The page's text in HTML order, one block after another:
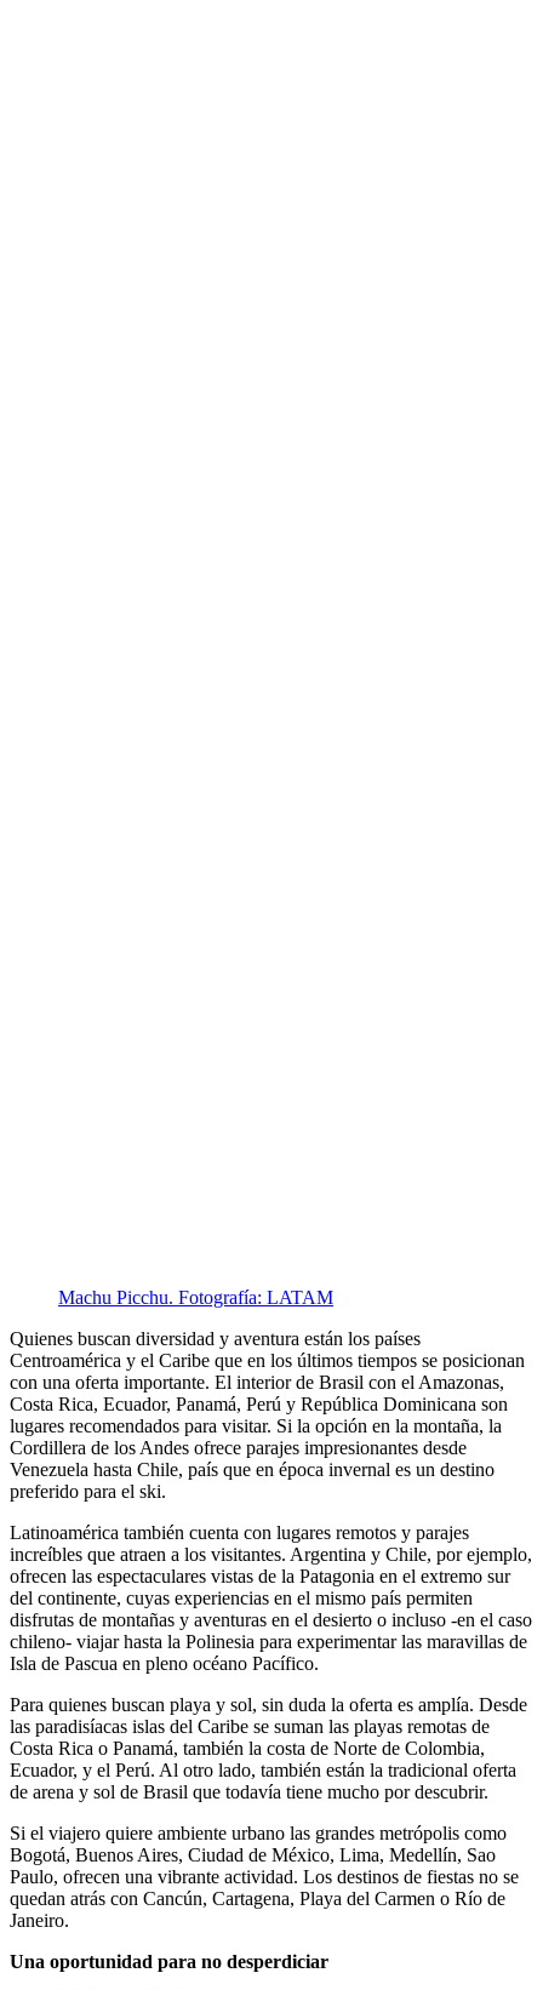
Machu Picchu. Fotografía: LATAM
Quienes buscan diversidad y aventura están los países
Centroamérica y el Caribe que en los últimos tiempos se posicionan
con una oferta importante. El interior de Brasil con el Amazonas,
Costa Rica, Ecuador, Panamá, Perú y República Dominicana son
lugares recomendados para visitar. Si la opción en la montaña, la
Cordillera de los Andes ofrece parajes impresionantes desde
Venezuela hasta Chile, país que en época invernal es un destino
preferido para el ski.
Latinoamérica también cuenta con lugares remotos y parajes
increíbles que atraen a los visitantes. Argentina y Chile, por ejemplo,
ofrecen las espectaculares vistas de la Patagonia en el extremo sur
del continente, cuyas experiencias en el mismo país permiten
disfrutas de montañas y aventuras en el desierto o incluso -en el caso
chileno- viajar hasta la Polinesia para experimentar las maravillas de
Isla de Pascua en pleno océano Pacífico.
Para quienes buscan playa y sol, sin duda la oferta es amplía. Desde
las paradisíacas islas del Caribe se suman las playas remotas de
Costa Rica o Panamá, también la costa de Norte de Colombia,
Ecuador, y el Perú. Al otro lado, también están la tradicional oferta
de arena y sol de Brasil que todavía tiene mucho por descubrir.
Si el viajero quiere ambiente urbano las grandes metrópolis como
Bogotá, Buenos Aires, Ciudad de México, Lima, Medellín, Sao
Paulo, ofrecen una vibrante actividad. Los destinos de fiestas no se
quedan atrás con Cancún, Cartagena, Playa del Carmen o Río de
Janeiro.
Una oportunidad para no desperdiciar